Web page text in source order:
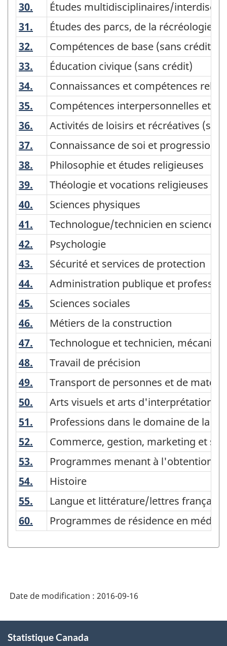
30. Études multidisciplinaires/
Études multidisciplinaires/
31. Études des parcs, de la récréologie,
Études des parcs, de la récréologie,
32. Compétences de base (sans crédit)
Compétences de base (sans crédit)
33. Éducation civique (sans crédit)
Éducation civique (sans crédit)
34. Connaissances et compétences
Connaissances et compétences
35. Compétences interpersonnelles et
Compétences interpersonnelles et
36. Activités de loisirs et récréatives
Activités de loisirs et récréatives
37. Connaissance de soi et progression
Connaissance de soi et progression
38. Philosophie et études religieuses
Philosophie et études religieuses
39. Théologie et vocations religieuses
Théologie et vocations religieuses
40. Sciences physiques
Sciences physiques
41. Technologue/technicien en sciences
Technologue/technicien en sciences
42. Psychologie
Psychologie
43. Sécurité et services de protection
Sécurité et services de protection
44. Administration publique et
Administration publique et
45. Sciences sociales
Sciences sociales
46. Métiers de la construction
Métiers de la construction
47. Technologue et technicien,
Technologue et technicien,
48. Travail de précision
Travail de précision
49. Transport de personnes et de
Transport de personnes et de
50. Arts visuels et arts d'interprétation
Arts visuels et arts d'interprétation
51. Professions dans le domaine de la
Professions dans le domaine de la
52. Commerce, gestion, marketing et
Commerce, gestion, marketing et
53. Programmes menant à l'obtention
Programmes menant à l'obtention
54. Histoire
Histoire
55. Langue et littérature/lettres
Langue et littérature/lettres
60. Programmes de résidence en
Programmes de résidence en
Date de modification : 2016-09-16
propos
Statistique Canada